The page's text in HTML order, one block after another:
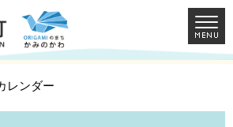
レンダー